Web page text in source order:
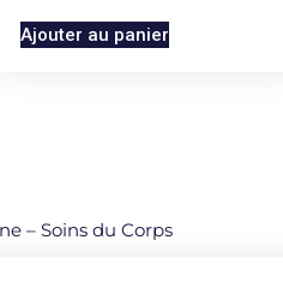
Ajouter au panier
– Soins du Corps